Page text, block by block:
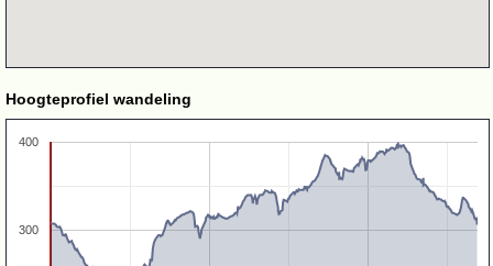
Hoogteprofiel wandeling
300
400